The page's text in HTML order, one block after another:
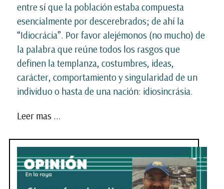
entre sí que la población estaba compuesta
esencialmente por descerebrados; de ahí la
“Idiocrácia”. Por favor alejémonos (no mucho) de
la palabra que reúne todos los rasgos que
definen la templanza, costumbres, ideas,
carácter, comportamiento y singularidad de un
individuo o hasta de una nación: idiosincrásia.
Leer mas ...